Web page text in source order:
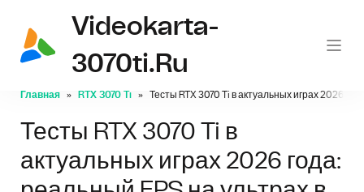
Videokarta-
3070ti.ru
Главная RTX 3070 Ti Тесты RTX 3070 Ti в актуальных играх 2026
Тесты RTX 3070 Ti в
актуальных играх 2026 года: